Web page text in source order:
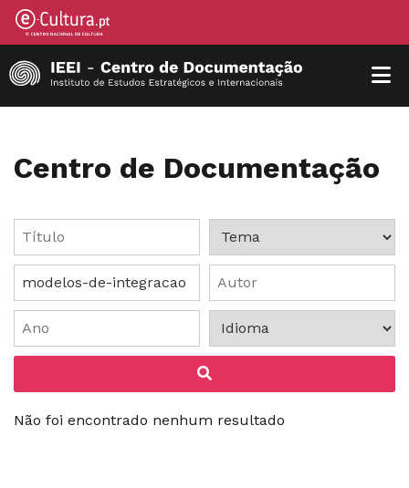
Centro de Documentação
Não foi encontrado nenhum resultado